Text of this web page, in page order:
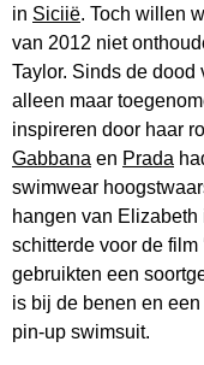
in Siciië. Toch willen
van 2012 niet
Taylor. Sinds de dood
alleen maar
inspireren door haar
Gabbana en Prada
swimwear
hangen van
schitterde voor de film
gebruikten een
is bij de benen en
pin-up swimsuit.